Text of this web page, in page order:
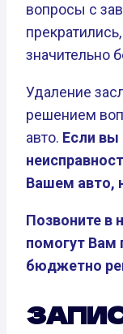
вопросы с
значительно
Удаление
решением
авто. Если вы
Вашем авто,
Позвоните в
помогут Вам
бюджетно